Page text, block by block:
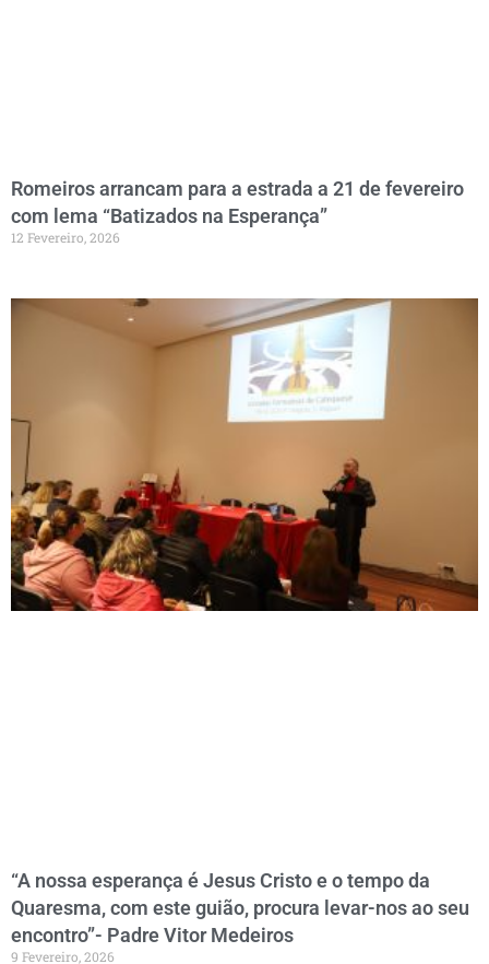
Romeiros arrancam para a estrada a 21 de fevereiro
com lema “Batizados na Esperança”
12 Fevereiro, 2026
“A nossa esperança é Jesus Cristo e o tempo da
Quaresma, com este guião, procura levar-nos ao seu
encontro”- Padre Vitor Medeiros
9 Fevereiro, 2026